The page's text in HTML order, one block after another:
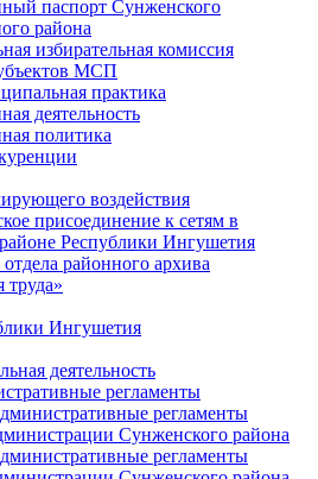
паспорт Сунженского
района
избирательная комиссия
МСП
практика
деятельность
политика
воздействия
присоединение к сетям в
Республики Ингушетия
отдела районного архива
труда»
Ингушетия
деятельность
регламенты
регламенты
Сунженского района
регламенты